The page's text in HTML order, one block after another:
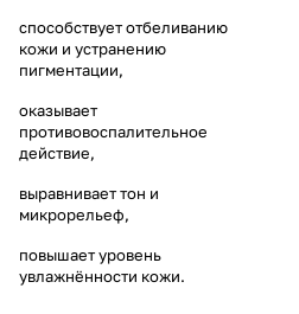
способствует отбеливанию
кожи и устранению
пигментации,
оказывает
противовоспалительное
действие,
выравнивает тон и
микрорельеф,
повышает уровень
увлажнённости кожи.